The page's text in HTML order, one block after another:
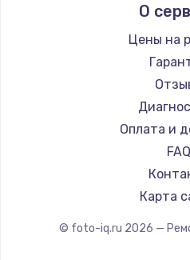
900
Установка /
1300
О
Цены на
Оплата и
FAQ
Карта
© foto-iq.ru 2026 —